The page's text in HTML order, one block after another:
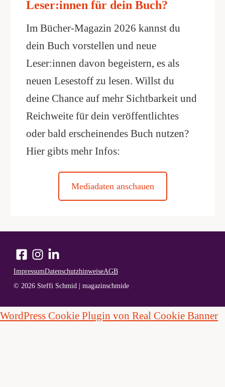
Leser:innen für dein Buch?
Im Bücher-Magazin 2026 kannst du
dein Buch vorstellen und neue
Leser:innen davon begeistern, es als
neuen Lesestoff zu lesen. Willst du
deine Chance auf mehr Sichtbarkeit und
Reichweite für dein veröffentlichtes
oder bald erscheinendes Buch nutzen?
Hier gibts mehr Infos:
Mediadaten anschauen
© 2026 Steffi Schmid | magazinschmide
ImpressumDatenschutzhinweiseAGB
WordPress Cookie Plugin von Real Cookie Banner